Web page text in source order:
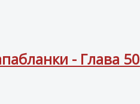
- Глава 50